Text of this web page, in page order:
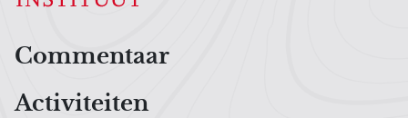
Hoofdnavigatiemenu
Commentaar
Activiteiten